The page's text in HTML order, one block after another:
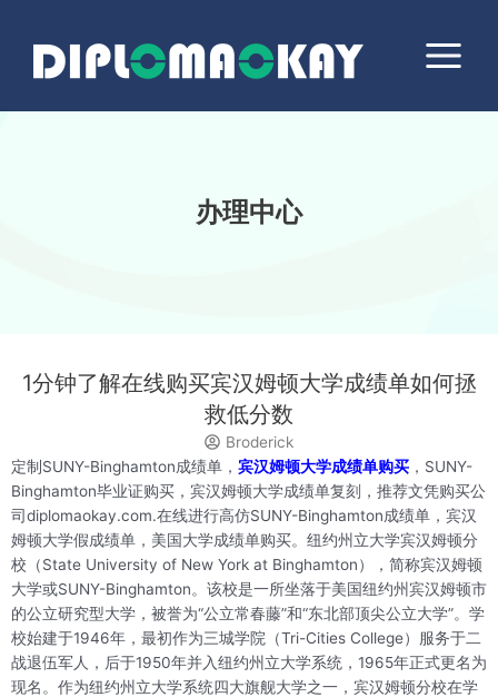
Menu
办理中心
1分钟了解在线购买宾汉姆顿大学成绩单如何拯
救低分数
Broderick
定制SUNY-Binghamton成绩单， 宾汉姆顿大学成绩单购买 ，SUNY-
Binghamton毕业证购买，宾汉姆顿大学成绩单复刻，推荐文凭购买公
司diplomaokay.com.在线进行高仿SUNY-Binghamton成绩单，宾汉
姆顿大学假成绩单，美国大学成绩单购买。纽约州立大学宾汉姆顿分
校（State University of New York at Binghamton），简称宾汉姆顿
大学或SUNY-Binghamton。该校是一所坐落于美国纽约州宾汉姆顿市
的公立研究型大学，被誉为“公立常春藤”和“东北部顶尖公立大学”。学
校始建于1946年，最初作为三城学院（Tri-Cities College）服务于二
战退伍军人，后于1950年并入纽约州立大学系统，1965年正式更名为
现名。作为纽约州立大学系统四大旗舰大学之一，宾汉姆顿分校在学